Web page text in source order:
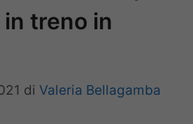
treno in
di Valeria Bellagamba